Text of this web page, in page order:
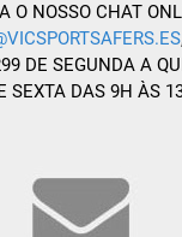
O NOSSO CHAT
DE SEGUNDA A
SEXTA DAS 9H ÀS